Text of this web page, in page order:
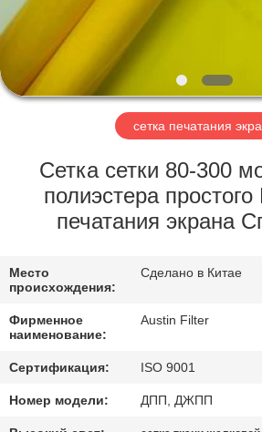
О
НАС
ПУТЕШЕСТВИЕ
ФАБРИКИ
ПРОВЕРКА
КАЧЕСТВА
СВЯЖИТЕСЬ
МЫ
СПРОСИТЕ
ЦИТАТУ
сетка печатания
Сетка сетки 80-300
полиэстера
печатания экрана
Место
происхождения:
Сделано в Китае
Фирменное
наименование:
Austin Filter
Сертификация: ISO 9001
Номер модели: ДПП, ДЖПП